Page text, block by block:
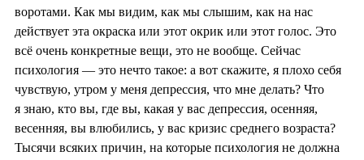
воротами. Как мы видим, как мы слышим, как на нас
действует эта окраска или этот окрик или этот голос. Это
всё очень конкретные вещи, это не вообще. Сейчас
психология — это нечто такое: а вот скажите, я плохо себя
чувствую, утром у меня депрессия, что мне делать? Что
я знаю, кто вы, где вы, какая у вас депрессия, осенняя,
весенняя, вы влюбились, у вас кризис среднего возраста?
Тысячи всяких причин, на которые психология не должна